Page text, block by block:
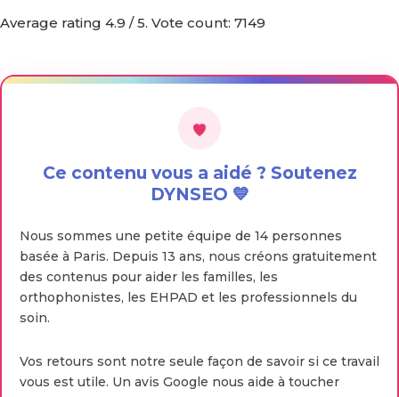
Average rating 4.9 / 5. Vote count: 7149
Ce contenu vous a aidé ? Soutenez
DYNSEO 💙
Nous sommes une petite équipe de 14 personnes
basée à Paris. Depuis 13 ans, nous créons gratuitement
des contenus pour aider les familles, les
orthophonistes, les EHPAD et les professionnels du
soin.
Vos retours sont notre seule façon de savoir si ce travail
vous est utile. Un avis Google nous aide à toucher